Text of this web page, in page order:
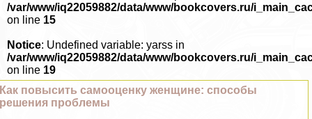
/var/www/iq22059882/data/www/bookcovers.ru/
on line 15
Notice: Undefined variable: yarss in
/var/www/iq22059882/data/www/bookcovers.ru/
on line 19
Как повысить самооценку женщине: способы
решения проблемы